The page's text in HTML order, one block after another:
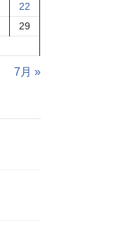
22
29
7月 »